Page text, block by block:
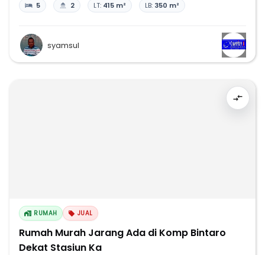
5 2 LT: 415 m² LB: 350 m²
syamsul
RUMAH JUAL
Rumah Murah Jarang Ada di Komp Bintaro
Dekat Stasiun Ka